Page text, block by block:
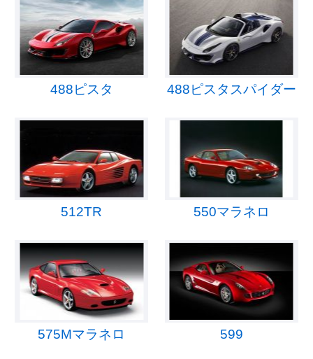
488ピスタ 488ピスタスパイダー
512TR 550マラネロ
575Mマラネロ 599